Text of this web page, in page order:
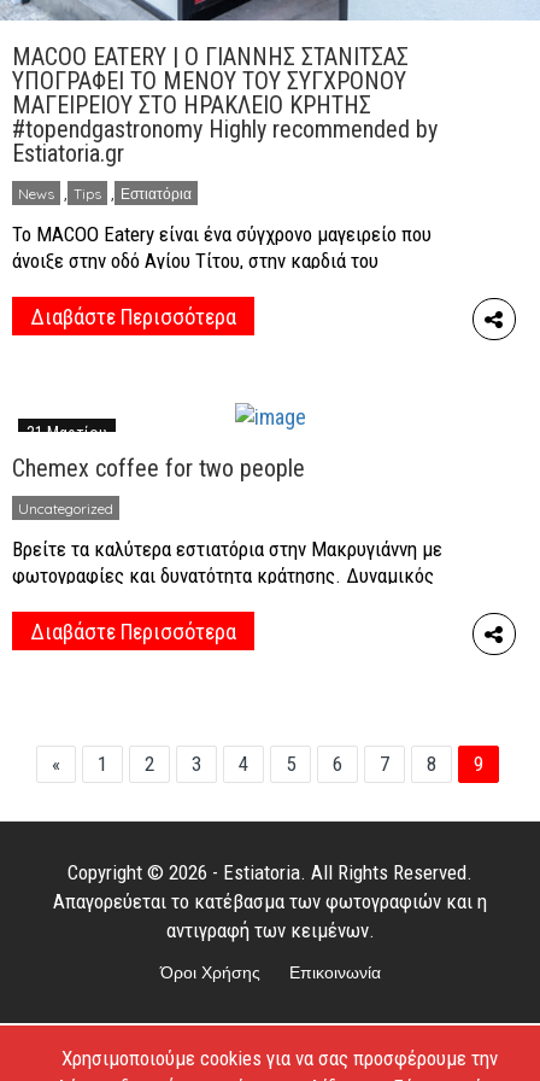
MACOO EATERY | Ο ΓΙΑΝΝΗΣ ΣΤΑΝΙΤΣΑΣ
ΥΠΟΓΡΑΦΕΙ ΤΟ ΜΕΝΟΥ ΤΟΥ ΣΥΓΧΡΟΝΟΥ
ΜΑΓΕΙΡΕΙΟΥ ΣΤΟ ΗΡΑΚΛΕΙΟ ΚΡΗΤΗΣ
#topendgastronomy Highly recommended by
Estiatoria.gr
News , Tips , Εστιατόρια
Το MACOO Eatery είναι ένα σύγχρονο μαγειρείο που
άνοιξε στην οδό Αγίου Τίτου, στην καρδιά του
καθημερινές μας διατροφικές συνήθειες και να
επαναπροσδιορίσει τη σχέση μας με το μαγειρευτό
Στανίτσας […]
Διαβάστε Περισσότερα
31 Μαρτίου
Chemex coffee for two people
Uncategorized
Βρείτε τα καλύτερα εστιατόρια στην Μακρυγιάννη με
φωτογραφίες και δυνατότητα κράτησης. Δυναμικός
και πλούσια αφιερώματα για ό,τι συμβαίνει στα
εστιατόρια, στα μεζεδοπωλεία και στις ταβέρνες στην
Διαβάστε Περισσότερα
« 1 2 3 4 5 6 7 8 9
Copyright © 2026 - Estiatoria. All Rights Reserved.
Απαγορεύεται το κατέβασμα των φωτογραφιών και η
αντιγραφή των κειμένων.
Όροι Χρήσης Επικοινωνία
Χρησιμοποιούμε cookies για να σας προσφέρουμε την